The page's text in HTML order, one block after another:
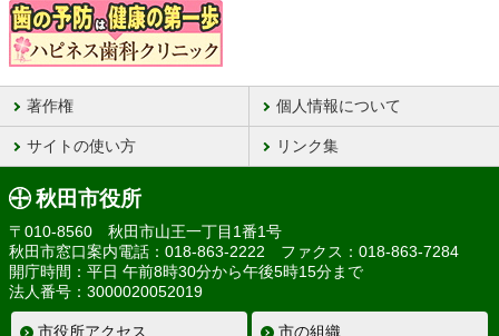
著作権 個人情報について
サイトの使い方 リンク集
秋田市役所
〒010-8560 秋田市山王一丁目1番1号
秋田市窓口案内電話：018-863-2222 ファクス：018-863-7284
開庁時間：平日 午前8時30分から午後5時15分まで
法人番号：3000020052019
市役所アクセス 市の組織